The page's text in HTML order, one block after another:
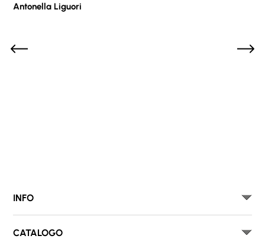
Antonella Liguori
INFO
CATALOGO